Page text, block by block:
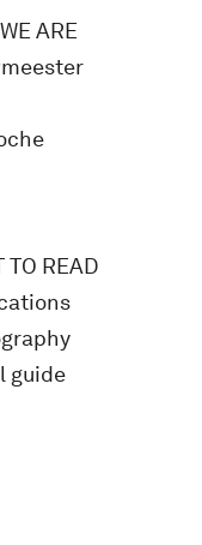
ARE
TO READ
guide